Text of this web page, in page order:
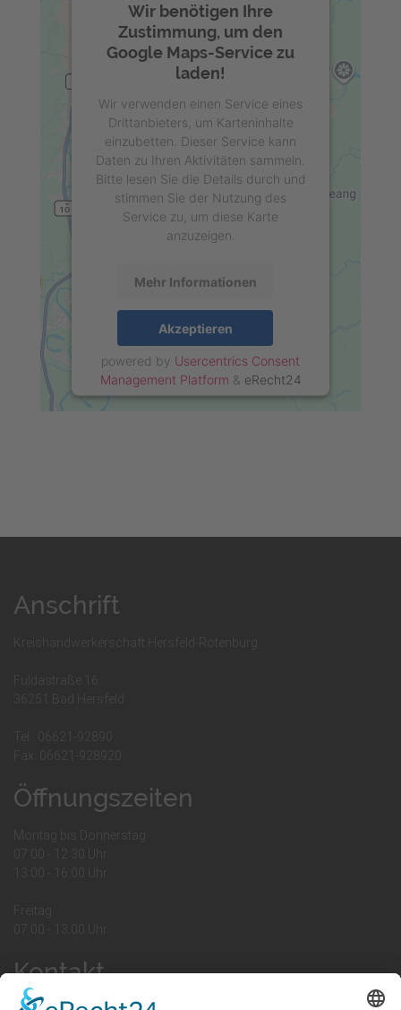
Wir benötigen Ihre
Zustimmung, um den
Google Maps-Service zu
laden!
Wir verwenden einen Service eines
Drittanbieters, um Karteninhalte
einzubetten. Dieser Service kann
Daten zu Ihren Aktivitäten sammeln.
Bitte lesen Sie die Details durch und
stimmen Sie der Nutzung des
Service zu, um diese Karte
anzuzeigen.
Mehr Informationen
Akzeptieren
powered by Usercentrics Consent
Management Platform & eRecht24
Anschrift
Kreishandwerkerschaft Hersfeld-Rotenburg
Fuldastraße 16
36251 Bad Hersfeld
Tel.: 06621-92890
Fax: 06621-928920
Öffnungszeiten
Montag bis Donnerstag:
07:00 - 12:30 Uhr
13:00 - 16:00 Uhr
Freitag:
07:00 - 13:00 Uhr
Kontakt